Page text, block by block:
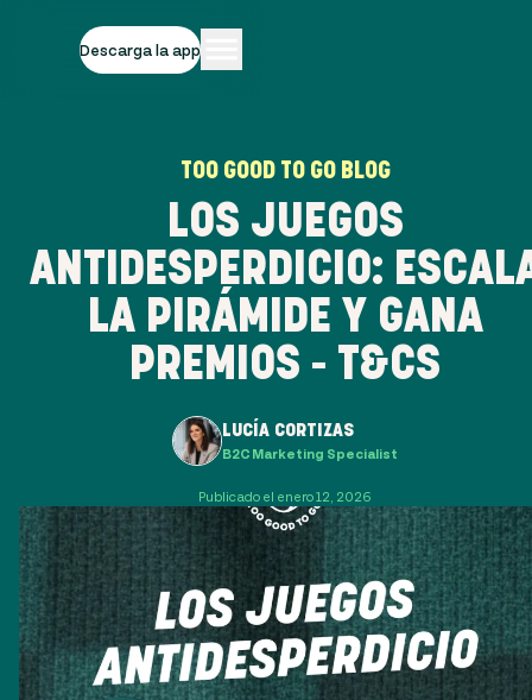
Descarga la app
TOO GOOD TO GO BLOG
LOS JUEGOS
ANTIDESPERDICIO:
LA PIRÁMIDE Y GANA
PREMIOS - T&CS
LUCÍA CORTIZAS
B2C Marketing Specialist
Publicado el enero 12, 2026